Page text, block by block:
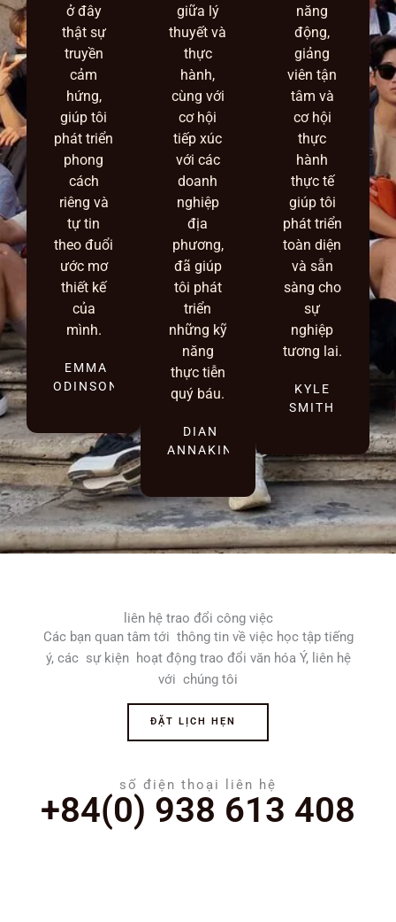
ở đây
thật sự
truyền
cảm
hứng,
giúp tôi
phát triển
phong
cách
riêng và
tự tin
theo đuổi
ước mơ
thiết kế
của
mình.
EMMA
ODINSON
giữa lý
thuyết và
thực
hành,
cùng với
cơ hội
tiếp xúc
với các
doanh
nghiệp
địa
phương,
đã giúp
tôi phát
triển
những kỹ
năng
thực tiễn
quý báu.
DIAN
ANNAKIN
năng
động,
giảng
viên tận
tâm và
cơ hội
thực
hành
thực tế
giúp tôi
phát triển
toàn diện
và sẵn
sàng cho
sự
nghiệp
tương lai.
KYLE
SMITH
liên hệ trao đổi công việc
Các bạn quan tâm tới thông tin về việc học tập tiếng
ý, các sự kiện hoạt động trao đổi văn hóa Ý, liên hệ
với chúng tôi
ĐẶT LỊCH HẸN
số điện thoại liên hệ
+84(0) 938 613 408